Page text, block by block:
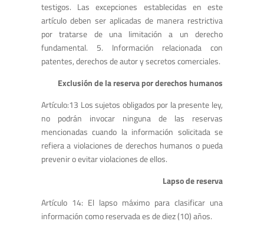
testigos. Las excepciones establecidas en este
artículo deben ser aplicadas de manera restrictiva
por tratarse de una limitación a un derecho
fundamental. 5. Información relacionada con
patentes, derechos de autor y secretos comerciales.
Exclusión de la reserva por derechos humanos
Artículo:13 Los sujetos obligados por la presente ley,
no podrán invocar ninguna de las reservas
mencionadas cuando la información solicitada se
refiera a violaciones de derechos humanos o pueda
prevenir o evitar violaciones de ellos.
Lapso de reserva
Artículo 14: El lapso máximo para clasificar una
información como reservada es de diez (10) años.